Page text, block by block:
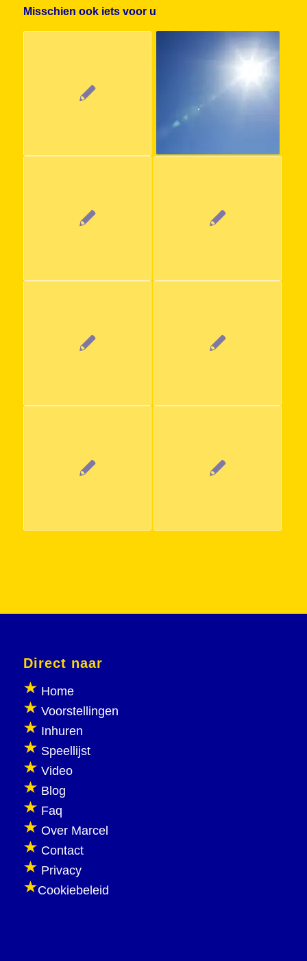
Misschien ook iets voor u
Direct naar
Home
Voorstellingen
Inhuren
Speellijst
Video
Blog
Faq
Over Marcel
Contact
Privacy
Cookiebeleid